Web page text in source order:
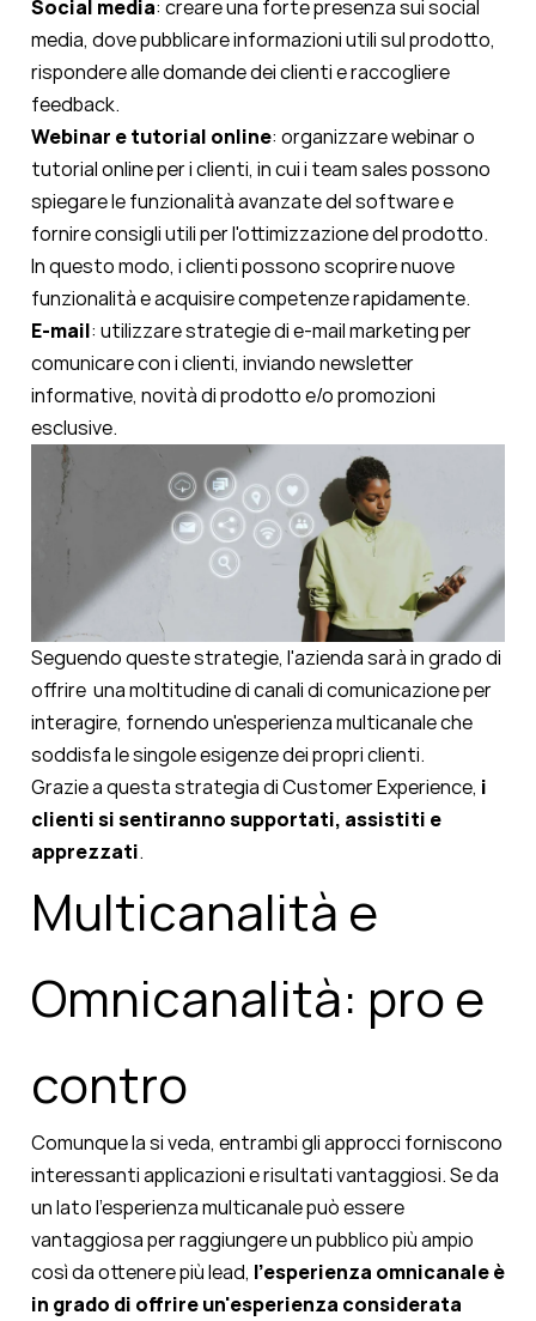
Social media: creare una forte presenza sui social
media, dove pubblicare informazioni utili sul prodotto,
rispondere alle domande dei clienti e raccogliere
feedback.
Webinar e tutorial online: organizzare webinar o
tutorial online per i clienti, in cui i team sales possono
spiegare le funzionalità avanzate del software e
fornire consigli utili per l'ottimizzazione del prodotto.
In questo modo, i clienti possono scoprire nuove
funzionalità e acquisire competenze rapidamente.
E-mail: utilizzare strategie di e-mail marketing per
comunicare con i clienti, inviando newsletter
informative, novità di prodotto e/o promozioni
esclusive.
Seguendo queste strategie, l'azienda sarà in grado di
offrire una moltitudine di canali di comunicazione per
interagire, fornendo un'esperienza multicanale che
soddisfa le singole esigenze dei propri clienti.
Grazie a questa strategia di Customer Experience, i
clienti si sentiranno supportati, assistiti e
apprezzati.
Multicanalità e
Omnicanalità: pro e
contro
Comunque la si veda, entrambi gli approcci forniscono
interessanti applicazioni e risultati vantaggiosi. Se da
un lato l’esperienza multicanale può essere
vantaggiosa per raggiungere un pubblico più ampio
così da ottenere più lead, l'esperienza omnicanale è
in grado di offrire un'esperienza considerata